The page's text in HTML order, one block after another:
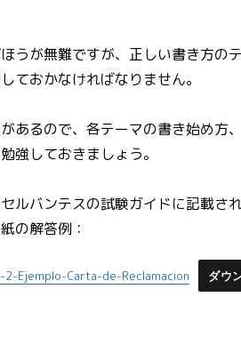
うが無難ですが、正しい書き方の
ておかなければなりません。
あるので、各テーマの書き始め方
強しておきましょう。
ルバンテスの試験ガイドに記載さ
の解答例：
2-Ejemplo-Carta-de-Reclamacion
ダウ